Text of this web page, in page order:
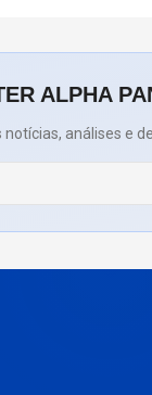
ALPHA
notícias, análises e